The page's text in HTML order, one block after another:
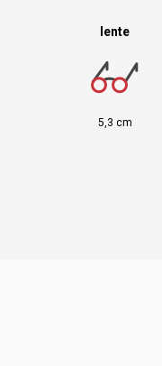
lente
5,3 cm